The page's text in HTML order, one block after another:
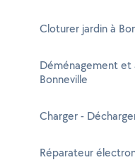
Cloturer jardin à
Déménagement et
Bonneville
Charger -
Réparateur